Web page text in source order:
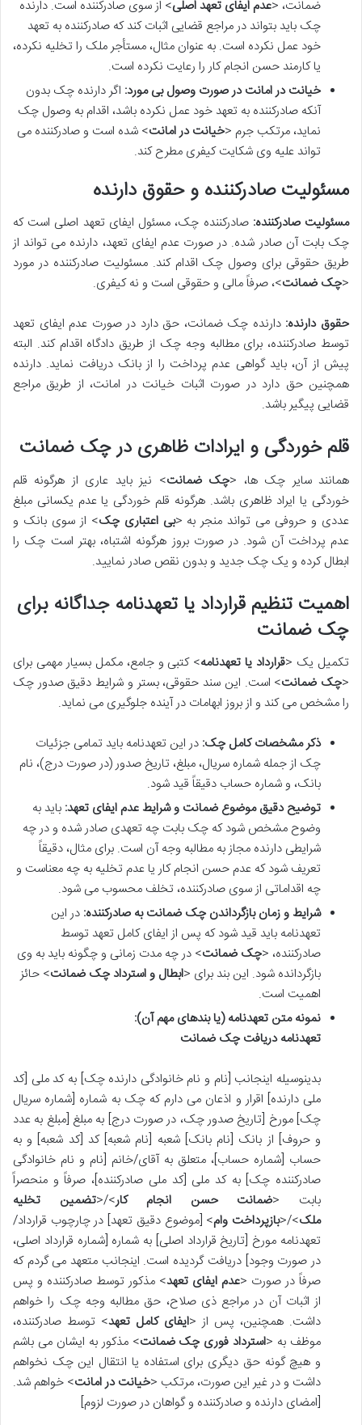
ضمانت، <عدم ایفای تعهد اصلی> از سوی صادرکننده است. دارنده
چک باید بتواند در مراجع قضایی اثبات کند که صادرکننده به تعهد
خود عمل نکرده است. به عنوان مثال، مستأجر ملک را تخلیه نکرده،
یا کارمند حسن انجام کار را رعایت نکرده است.
خیانت در امانت در صورت وصول بی مورد: اگر دارنده چک بدون
آنکه صادرکننده به تعهد خود عمل نکرده باشد، اقدام به وصول چک
نماید، مرتکب جرم <خیانت در امانت> شده است و صادرکننده می
تواند علیه وی شکایت کیفری مطرح کند.
مسئولیت صادرکننده و حقوق دارنده
مسئولیت صادرکننده: صادرکننده چک، مسئول ایفای تعهد اصلی است که
چک بابت آن صادر شده. در صورت عدم ایفای تعهد، دارنده می تواند از
طریق حقوقی برای وصول چک اقدام کند. مسئولیت صادرکننده در مورد
<چک ضمانت>، صرفاً مالی و حقوقی است و نه کیفری.
حقوق دارنده: دارنده چک ضمانت، حق دارد در صورت عدم ایفای تعهد
توسط صادرکننده، برای مطالبه وجه چک از طریق دادگاه اقدام کند. البته
پیش از آن، باید گواهی عدم پرداخت را از بانک دریافت نماید. دارنده
همچنین حق دارد در صورت اثبات خیانت در امانت، از طریق مراجع
قضایی پیگیر باشد.
قلم خوردگی و ایرادات ظاهری در چک ضمانت
همانند سایر چک ها، <چک ضمانت> نیز باید عاری از هرگونه قلم
خوردگی یا ایراد ظاهری باشد. هرگونه قلم خوردگی یا عدم یکسانی مبلغ
عددی و حروفی می تواند منجر به <بی اعتباری چک> از سوی بانک و
عدم پرداخت آن شود. در صورت بروز هرگونه اشتباه، بهتر است چک را
ابطال کرده و یک چک جدید و بدون نقص صادر نمایید.
اهمیت تنظیم قرارداد یا تعهدنامه جداگانه برای
چک ضمانت
تکمیل یک <قرارداد یا تعهدنامه> کتبی و جامع، مکمل بسیار مهمی برای
<چک ضمانت> است. این سند حقوقی، بستر و شرایط دقیق صدور چک
را مشخص می کند و از بروز ابهامات در آینده جلوگیری می نماید.
ذکر مشخصات کامل چک: در این تعهدنامه باید تمامی جزئیات
چک از جمله شماره سریال، مبلغ، تاریخ صدور (در صورت درج)، نام
بانک، و شماره حساب دقیقاً قید شود.
توضیح دقیق موضوع ضمانت و شرایط عدم ایفای تعهد: باید به
وضوح مشخص شود که چک بابت چه تعهدی صادر شده و در چه
شرایطی دارنده مجاز به مطالبه وجه آن است. برای مثال، دقیقاً
تعریف شود که عدم حسن انجام کار یا عدم تخلیه به چه معناست و
چه اقداماتی از سوی صادرکننده، تخلف محسوب می شود.
شرایط و زمان بازگرداندن چک ضمانت به صادرکننده: در این
تعهدنامه باید قید شود که پس از ایفای کامل تعهد توسط
صادرکننده، <چک ضمانت> در چه مدت زمانی و چگونه باید به وی
بازگردانده شود. این بند برای <ابطال و استرداد چک ضمانت> حائز
اهمیت است.
نمونه متن تعهدنامه (یا بندهای مهم آن):
تعهدنامه دریافت چک ضمانت
بدینوسیله اینجانب [نام و نام خانوادگی دارنده چک] به کد ملی [کد
ملی دارنده] اقرار و اذعان می دارم که چک به شماره [شماره سریال
چک] مورخ [تاریخ صدور چک، در صورت درج] به مبلغ [مبلغ به عدد
و حروف] از بانک [نام بانک] شعبه [نام شعبه] کد [کد شعبه] و به
حساب [شماره حساب]، متعلق به آقای/خانم [نام و نام خانوادگی
صادرکننده چک] به کد ملی [کد ملی صادرکننده]، صرفاً و منحصراً
بابت <ضمانت حسن انجام کار>/<تضمین تخلیه
ملک>/<بازپرداخت وام> [موضوع دقیق تعهد] در چارچوب قرارداد/
تعهدنامه مورخ [تاریخ قرارداد اصلی] به شماره [شماره قرارداد اصلی،
در صورت وجود] دریافت گردیده است. اینجانب متعهد می گردم که
صرفاً در صورت <عدم ایفای تعهد> مذکور توسط صادرکننده و پس
از اثبات آن در مراجع ذی صلاح، حق مطالبه وجه چک را خواهم
داشت. همچنین، پس از <ایفای کامل تعهد> توسط صادرکننده،
موظف به <استرداد فوری چک ضمانت> مذکور به ایشان می باشم
و هیچ گونه حق دیگری برای استفاده یا انتقال این چک نخواهم
داشت و در غیر این صورت، مرتکب <خیانت در امانت> خواهم شد.
[امضای دارنده و صادرکننده و گواهان در صورت لزوم]